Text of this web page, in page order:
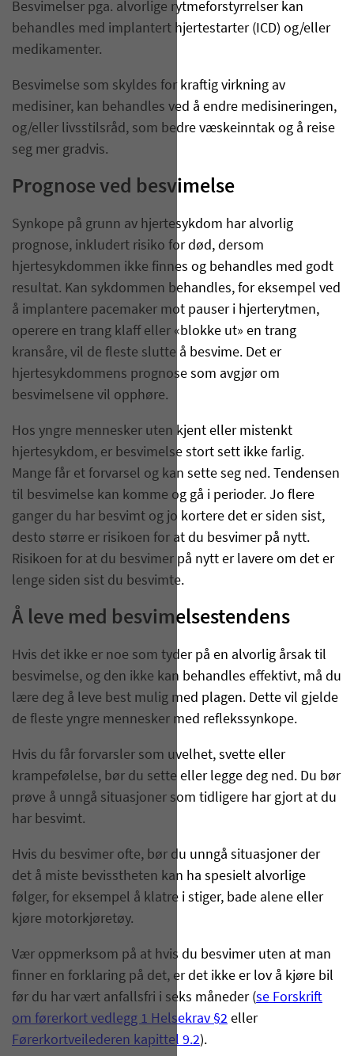
Besvimelser pga. alvorlige rytmeforstyrrelser kan
behandles med implantert hjertestarter (ICD) og/eller
medikamenter.
Besvimelse som skyldes for kraftig virkning av
medisiner, kan behandles ved å endre medisineringen,
og/eller livsstilsråd, som bedre væskeinntak og å reise
seg mer gradvis.
Prognose ved besvimelse
Synkope på grunn av hjertesykdom har alvorlig
prognose, inkludert risiko for død, dersom
hjertesykdommen ikke finnes og behandles med godt
resultat. Kan sykdommen behandles, for eksempel ved
å implantere pacemaker mot pauser i hjerterytmen,
operere en trang klaff eller «blokke ut» en trang
kransåre, vil de fleste slutte å besvime. Det er
hjertesykdommens prognose som avgjør om
besvimelsene vil opphøre.
Hos yngre mennesker uten kjent eller mistenkt
hjertesykdom, er besvimelse stort sett ikke farlig.
Mange får et forvarsel og kan sette seg ned. Tendensen
til besvimelse kan komme og gå i perioder. Jo flere
ganger du har besvimt og jo kortere det er siden sist,
desto større er risikoen for at du besvimer på nytt.
Risikoen for at du besvimer på nytt er lavere om det er
lenge siden sist du besvimte.
Å leve med besvimelsestendens
Hvis det ikke er noe som tyder på en alvorlig årsak til
besvimelse, og den ikke kan behandles effektivt, må du
lære deg å leve best mulig med plagen. Dette vil gjelde
de fleste yngre mennesker med reflekssynkope.
Hvis du får forvarsler som uvelhet, svette eller
krampefølelse, bør du sette eller legge deg ned. Du bør
prøve å unngå situasjoner som tidligere har gjort at du
har besvimt.
Hvis du besvimer ofte, bør du unngå situasjoner der
det å miste bevisstheten kan ha spesielt alvorlige
følger, for eksempel å klatre i stiger, bade alene eller
kjøre motorkjøretøy.
Vær oppmerksom på at hvis du besvimer uten at man
finner en forklaring på det, er det ikke er lov å kjøre bil
før du har vært anfallsfri i seks måneder (se Forskrift
om førerkort vedlegg 1 Helsekrav §2 eller
Førerkortveilederen kapittel 9.2).